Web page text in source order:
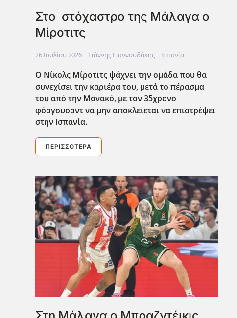
Στο στόχαστρο της Μάλαγα ο
Μίροτιτς
26 Ιουλίου 2026 | Γιάννης Γιαννουδάκης | Ισπανία
Ο Νίκολς Μίροτιτς ψάχνει την ομάδα που θα
συνεχίσει την καριέρα του, μετά το πέρασμα
του από την Μονακό, με τον 35χρονο
φόργουορντ να μην αποκλείεται να επιστρέψει
στην Ισπανία.
ΠΕΡΙΣΣΌΤΕΡΑ